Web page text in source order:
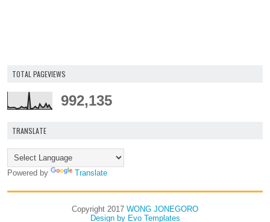
TOTAL PAGEVIEWS
992,135
TRANSLATE
Powered by Translate
Copyright 2017 WONG JONEGORO
Design by Evo Templates